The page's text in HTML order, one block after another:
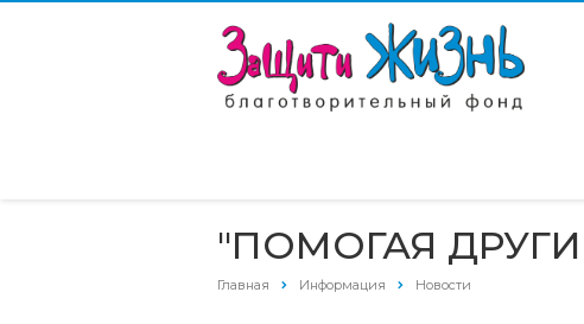
"ПОМОГАЯ
Главная Информация Новости